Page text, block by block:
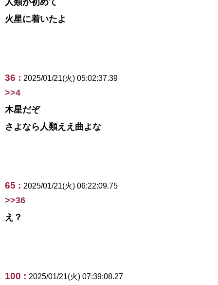
火星に着いたよ
36 : 2025/01/21(火) 05:02:37.39
>>4
木星だぞ
さよなら人類ええ曲よな
65 : 2025/01/21(火) 06:22:09.75
>>36
え？
100 : 2025/01/21(火) 07:39:08.27